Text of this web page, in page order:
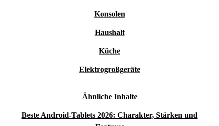
Konsolen
Haushalt
Küche
Elektrogroßgeräte
Ähnliche Inhalte
Beste Android-Tablets 2026: Charakter, Stärken und